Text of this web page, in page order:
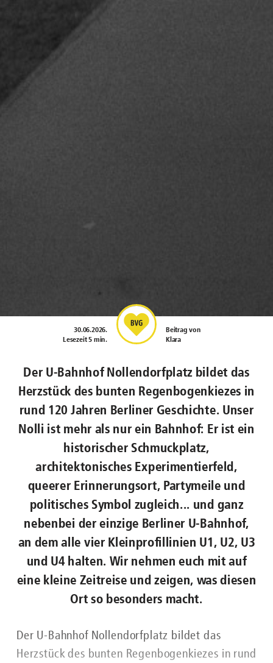
30.06.2026.
Lesezeit 5 min.
Beitrag von
Klara
Der U-Bahnhof Nollendorfplatz bildet das
Herzstück des bunten Regenbogenkiezes in
rund 120 Jahren Berliner Geschichte. Unser
Nolli ist mehr als nur ein Bahnhof: Er ist ein
historischer Schmuckplatz,
architektonisches Experimentierfeld,
queerer Erinnerungsort, Partymeile und
politisches Symbol zugleich... und ganz
nebenbei der einzige Berliner U-Bahnhof,
an dem alle vier Kleinprofillinien U1, U2, U3
und U4 halten. Wir nehmen euch mit auf
eine kleine Zeitreise und zeigen, was diesen
Ort so besonders macht.
Der U-Bahnhof Nollendorfplatz bildet das
Herzstück des bunten Regenbogenkiezes in rund